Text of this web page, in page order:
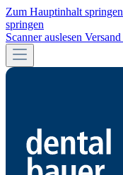
Zum Hauptinhalt springen
springen
Scanner auslesen Versand